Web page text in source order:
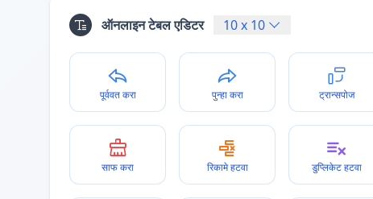
ऑनलाइन टेबल एडिटर 10x 10
पूर्ववत करा पुन्हा करा ट्रान्सपोज
साफ करा रिकामे हटवा डुप्लिकेट हटवा